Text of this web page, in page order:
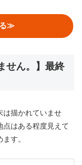
る≫
せん。】最終
は描かれていませ
点はある程度見えて
す。